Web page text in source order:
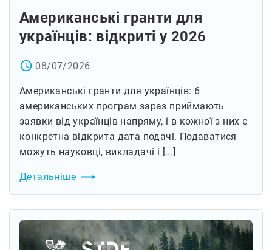
Американські гранти для
українців: відкриті у 2026
access_time 08/07/2026
Американські гранти для українців: 6
американських програм зараз приймають
заявки від українців напряму, і в кожної з них є
конкретна відкрита дата подачі. Подаватися
можуть науковці, викладачі і [...]
Детальніше